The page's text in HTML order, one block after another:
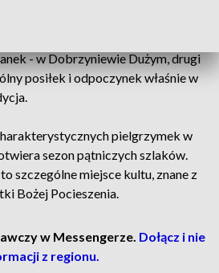
- w Dobrzyniewie Dużym, drugi
posiłek i odpoczynek właśnie w
pielgrzymek w
sezon pątniczych szlaków.
szczególne miejsce kultu, znane z
Bożej Pocieszenia.
w Messengerze. Dołącz i nie
z regionu.